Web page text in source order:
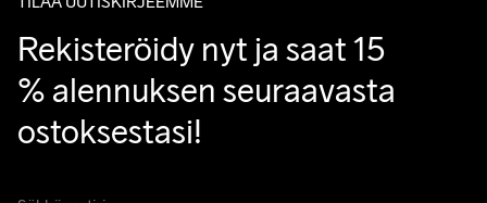
Rekisteröidy nyt ja saat 15
% alennuksen seuraavasta
ostoksestasi!